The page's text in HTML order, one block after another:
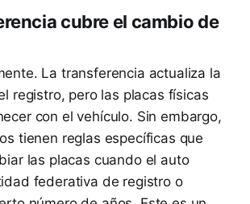
cubre el cambio de
La transferencia actualiza la
registro, pero las placas físicas
con el vehículo. Sin embargo,
tienen reglas específicas que
las placas cuando el auto
federativa de registro o